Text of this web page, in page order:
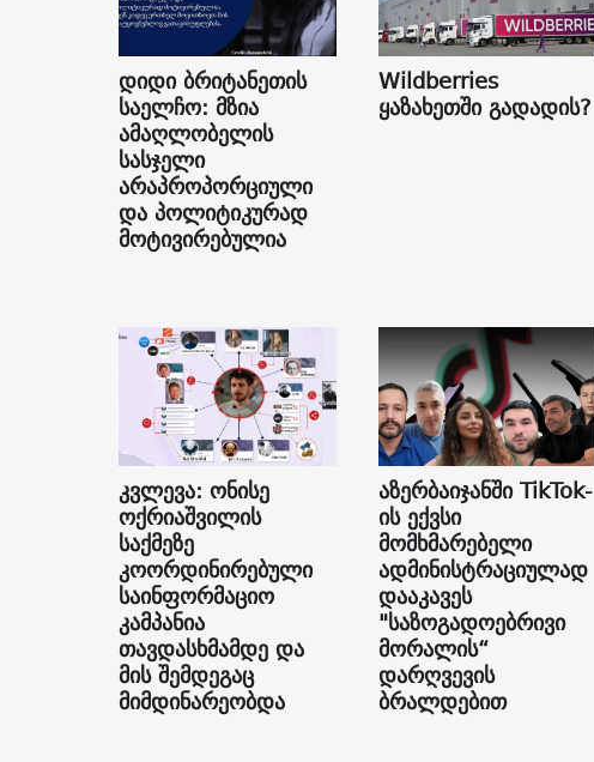
დიდი ბრიტანეთის
საელჩო: მზია
ამაღლობელის
სასჯელი
არაპროპორციული
და პოლიტიკურად
მოტივირებულია
Wildberries
ყაზახეთში გადადის?
კვლევა: ონისე
ოქრიაშვილის
საქმეზე
კოორდინირებული
საინფორმაციო
კამპანია
თავდასხმამდე და
მის შემდეგაც
მიმდინარეობდა
აზერბაიჯანში TikTok-
ის ექვსი
მომხმარებელი
ადმინისტრაციულად
დააკავეს
"საზოგადოებრივი
მორალის“
დარღვევის
ბრალდებით